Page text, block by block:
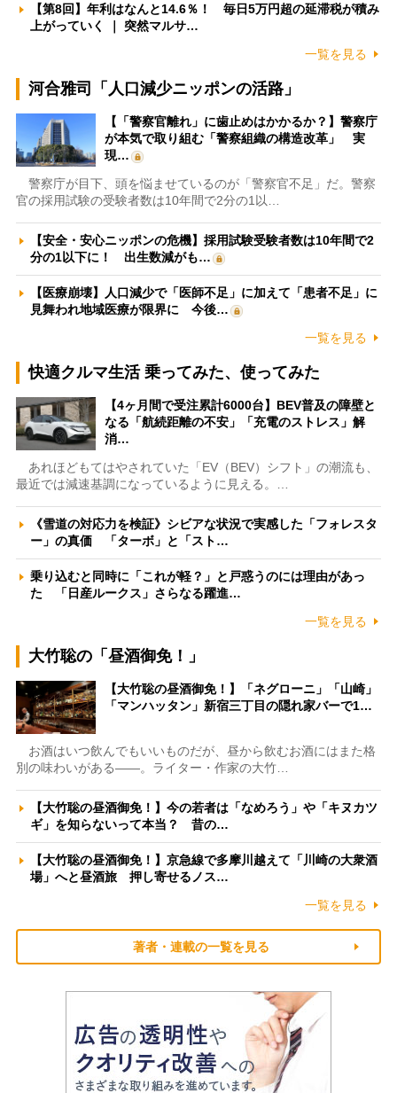
【第8回】年利はなんと14.6％！ 毎日5万円超の延滞税が積み
上がっていく ｜ 突然マルサ…
一覧を見る
河合雅司「人口減少ニッポンの活路」
【「警察官離れ」に歯止めはかかるか？】警察庁
が本気で取り組む「警察組織の構造改革」 実
現…
警察庁が目下、頭を悩ませているのが「警察官不足」だ。警察
官の採用試験の受験者数は10年間で2分の1以…
【安全・安心ニッポンの危機】採用試験受験者数は10年間で2
分の1以下に！ 出生数減がも…
【医療崩壊】人口減少で「医師不足」に加えて「患者不足」に
見舞われ地域医療が限界に 今後…
一覧を見る
快適クルマ生活 乗ってみた、使ってみた
【4ヶ月間で受注累計6000台】BEV普及の障壁と
なる「航続距離の不安」「充電のストレス」解
消…
あれほどもてはやされていた「EV（BEV）シフト」の潮流も、
最近では減速基調になっているように見える。…
《雪道の対応力を検証》シビアな状況で実感した「フォレスタ
ー」の真価 「ターボ」と「スト…
乗り込むと同時に「これが軽？」と戸惑うのには理由があっ
た 「日産ルークス」さらなる躍進…
一覧を見る
大竹聡の「昼酒御免！」
【大竹聡の昼酒御免！】「ネグローニ」「山崎」
「マンハッタン」新宿三丁目の隠れ家バーで1…
お酒はいつ飲んでもいいものだが、昼から飲むお酒にはまた格
別の味わいがある――。ライター・作家の大竹…
【大竹聡の昼酒御免！】今の若者は「なめろう」や「キヌカツ
ギ」を知らないって本当？ 昔の…
【大竹聡の昼酒御免！】京急線で多摩川越えて「川崎の大衆酒
場」へと昼酒旅 押し寄せるノス…
一覧を見る
著者・連載の一覧を見る